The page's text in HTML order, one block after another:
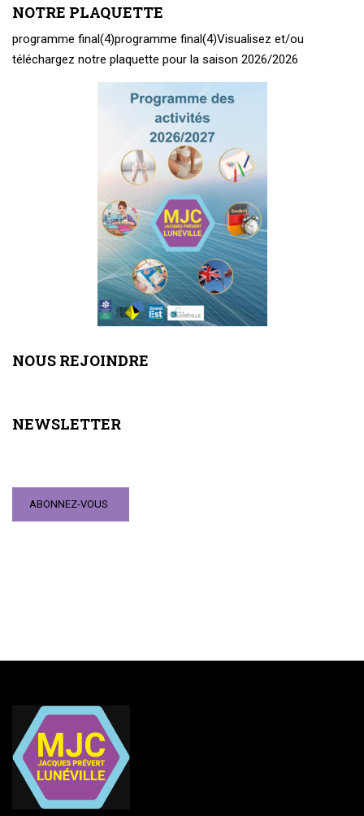
NOTRE PLAQUETTE
programme final(4)programme final(4)Visualisez et/ou
téléchargez notre plaquette pour la saison 2026/2026
NOUS REJOINDRE
NEWSLETTER